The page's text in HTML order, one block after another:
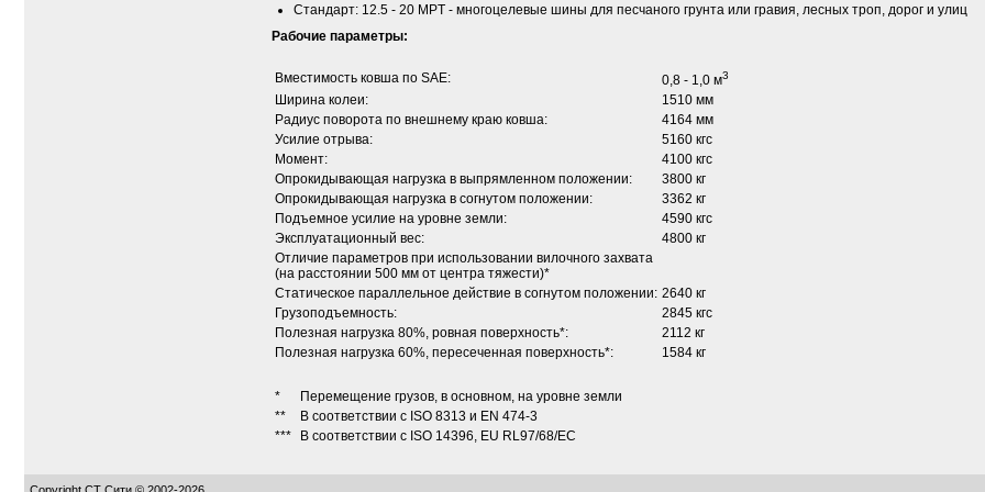
Стандарт: 12.5 - 20 MPT - многоцелевые шины для песчаного грунта или гравия, лесных троп, дорог и улиц
Рабочие параметры:
Вместимость ковша по SAE: 0,8 - 1,0 м3
Ширина колеи:
1510 мм
Радиус поворота по внешнему краю ковша:
4164 мм
Усилие отрыва:
5160 кгс
Момент:
4100 кгс
Опрокидывающая нагрузка в выпрямленном положении:
3800 кг
Опрокидывающая нагрузка в согнутом положении:
3362 кг
Подъемное усилие на уровне земли:
4590 кгс
Эксплуатационный вес:
4800 кг
Отличие параметров при использовании вилочного захвата
(на расстоянии 500 мм от центра тяжести)*
Статическое параллельное действие в согнутом положении: 2640 кг
Грузоподъемность:
2845 кгс
Полезная нагрузка 80%, ровная поверхность*:
2112 кг
Полезная нагрузка 60%, пересеченная поверхность*:
1584 кг
*
Перемещение грузов, в основном, на уровне земли
**
В соответствии с ISO 8313 и EN 474-3
***
В соответствии с ISO 14396, EU RL97/68/EC